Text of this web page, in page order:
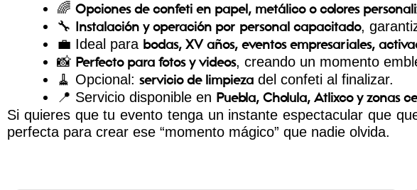
🌈 Opciones de confeti en papel, metálico o colores
🔧 Instalación y operación por personal capacitado,
💼 Ideal para bodas, XV años, eventos empresariales,
📸 Perfecto para fotos y videos, creando un momento
🧹 Opcional: servicio de limpieza del confeti al finalizar.
📍 Servicio disponible en Puebla, Cholula, Atlixco y zonas
Si quieres que tu evento tenga un instante espectacular que
perfecta para crear ese “momento mágico” que nadie olvida.